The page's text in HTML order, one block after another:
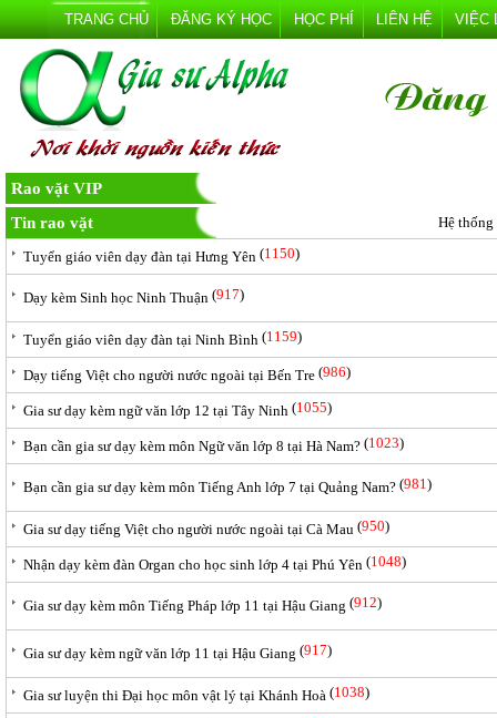
TRANG CHỦ ĐĂNG KÝ HỌC HỌC PHÍ LIÊN HỆ VIỆC
Rao vặt VIP
Tin rao vặt
Hệ
Tuyển giáo viên dạy đàn tại Hưng Yên (1150)
Dạy kèm Sinh học Ninh Thuận (917)
Tuyển giáo viên dạy đàn tại Ninh Bình (1159)
Dạy tiếng Việt cho người nước ngoài tại Bến Tre (986)
Gia sư dạy kèm ngữ văn lớp 12 tại Tây Ninh (1055)
Bạn cần gia sư dạy kèm môn Ngữ văn lớp 8 tại Hà Nam? (1023)
Bạn cần gia sư dạy kèm môn Tiếng Anh lớp 7 tại Quảng Nam? (981)
Gia sư dạy tiếng Việt cho người nước ngoài tại Cà Mau (950)
Nhận dạy kèm đàn Organ cho học sinh lớp 4 tại Phú Yên (1048)
Gia sư dạy kèm môn Tiếng Pháp lớp 11 tại Hậu Giang (912)
Gia sư dạy kèm ngữ văn lớp 11 tại Hậu Giang (917)
Gia sư luyện thi Đại học môn vật lý tại Khánh Hoà (1038)